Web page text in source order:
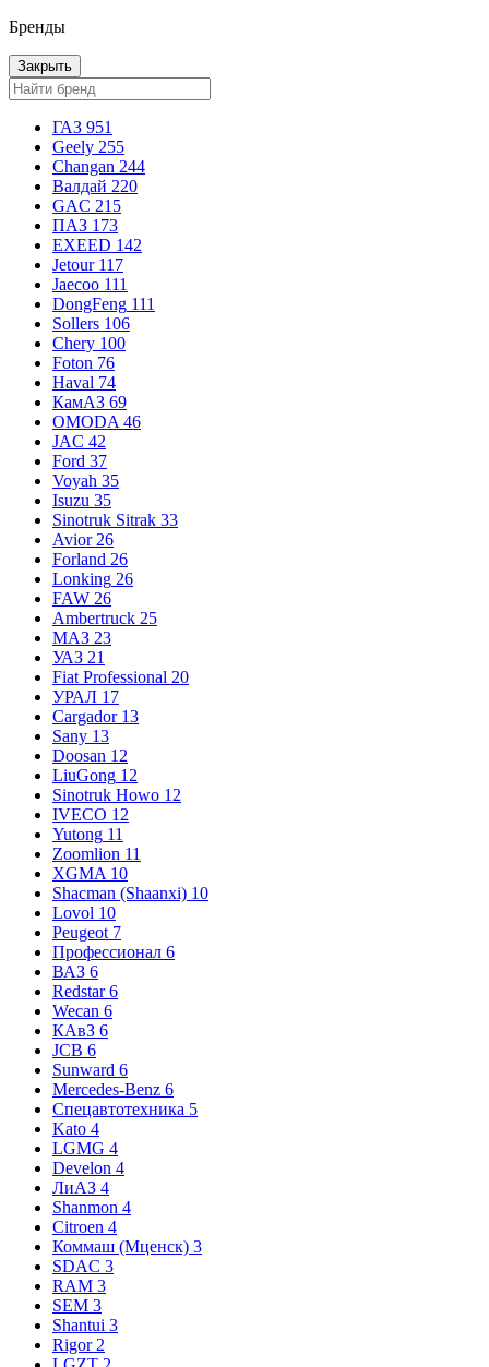
Бренды
Закрыть
ГАЗ 951
Geely 255
Changan 244
Валдай 220
GAC 215
ПАЗ 173
EXEED 142
Jetour 117
Jaecoo 111
DongFeng 111
Sollers 106
Chery 100
Foton 76
Haval 74
КамАЗ 69
OMODA 46
JAC 42
Ford 37
Voyah 35
Isuzu 35
Sinotruk Sitrak 33
Avior 26
Forland 26
Lonking 26
FAW 26
Ambertruck 25
МАЗ 23
УАЗ 21
Fiat Professional 20
УРАЛ 17
Cargador 13
Sany 13
Doosan 12
LiuGong 12
Sinotruk Howo 12
IVECO 12
Yutong 11
Zoomlion 11
XGMA 10
Shacman (Shaanxi) 10
Lovol 10
Peugeot 7
Профессионал 6
ВАЗ 6
Redstar 6
Wecan 6
КАвЗ 6
JCB 6
Sunward 6
Mercedes-Benz 6
Спецавтотехника 5
Kato 4
LGMG 4
Develon 4
ЛиАЗ 4
Shanmon 4
Citroen 4
Коммаш (Мценск) 3
SDAC 3
RAM 3
SEM 3
Shantui 3
Rigor 2